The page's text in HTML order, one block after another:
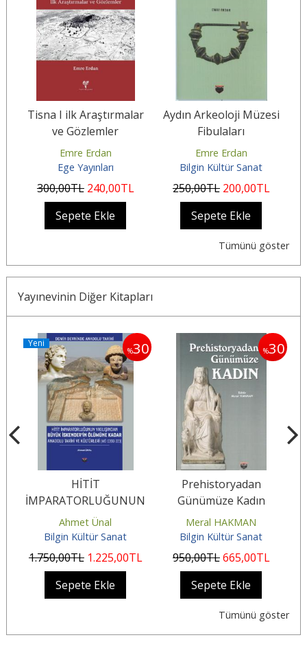
Tisna I ilk Araştırmalar
ve Gözlemler
Emre Erdan
Ege Yayınları
300,00TL 240,00TL
Sepete Ekle
Aydın Arkeoloji Müzesi
Fibulaları
Emre Erdan
Bilgin Kültür Sanat
250,00TL 200,00TL
Sepete Ekle
Tümünü göster
Yayınevinin Diğer Kitapları
%30
Yeni
HİTİT
İMPARATORLUĞUNUN
YIKILIŞINDAN BÜYÜK
İSKENDER’İN ÖLÜMÜNE
KADAR...
Ahmet Ünal
Bilgin Kültür Sanat
1.750,00TL 1.225,00TL
Sepete Ekle
%30
Prehistoryadan
Günümüze Kadın
Meral HAKMAN
Bilgin Kültür Sanat
950,00TL665,00TL
Sepete Ekle
Tümünü göster